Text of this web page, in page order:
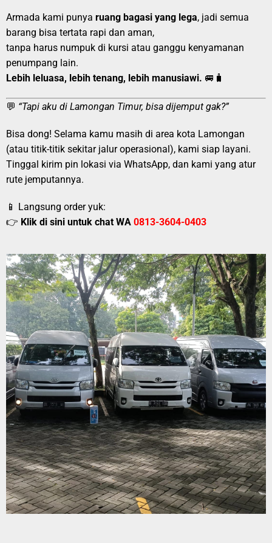
Armada kami punya ruang bagasi yang lega, jadi semua
barang bisa tertata rapi dan aman,
tanpa harus numpuk di kursi atau ganggu kenyamanan
penumpang lain.
Lebih leluasa, lebih tenang, lebih manusiawi. 🚐🧳
💬 “Tapi aku di Lamongan Timur, bisa dijemput gak?”
Bisa dong! Selama kamu masih di area kota Lamongan
(atau titik-titik sekitar jalur operasional), kami siap layani.
Tinggal kirim pin lokasi via WhatsApp, dan kami yang atur
rute jemputannya.
📱 Langsung order yuk:
👉 Klik di sini untuk chat WA 0813-3604-0403